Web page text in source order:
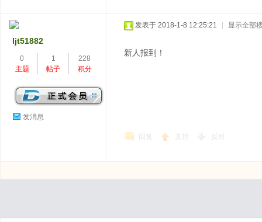
ljt51882
0
主题
1
帖子
228
积分
发消息
发表于 2018-1-8 12:25:21 显示全部
新人报到！
回复 支持 反对